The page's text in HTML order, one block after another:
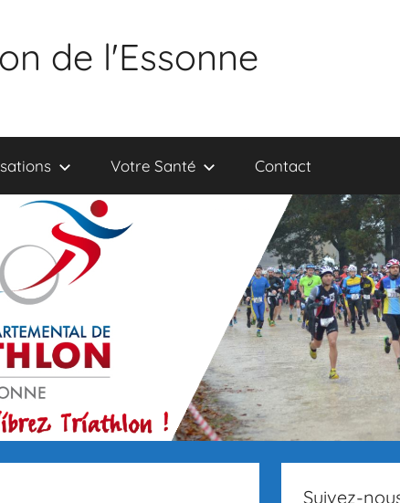
de l'Essonne
Votre Santé Contact
Suivez-